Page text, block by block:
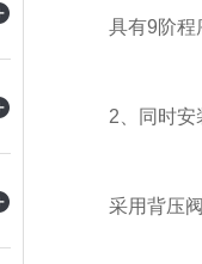
具有9阶程
2、同时安
采用背压阀